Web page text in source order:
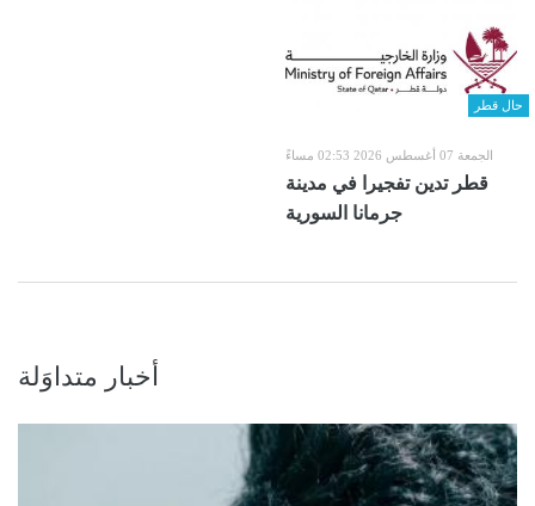
حال قطر
الجمعة 07 أغسطس 2026 02:53 مساءً
قطر تدين تفجيرا في مدينة
جرمانا السورية
أخبار متداوَلة